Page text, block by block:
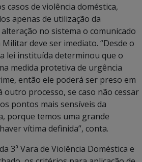
casos de violência doméstica,
apenas de utilização da
no sistema o comunicado
deve ser imediato. “Desde o
lei instituída determinou que o
medida protetiva de urgência
então ele poderá ser preso em
processo, se caso não cessar
pontos mais sensíveis da
porque temos uma grande
vítima definida”, conta.
3ª Vara de Violência Doméstica e